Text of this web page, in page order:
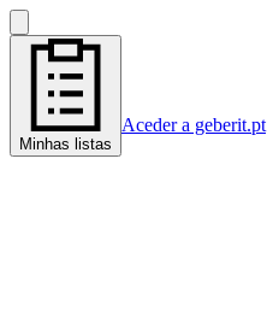
Minhas listas
Aceder a geberit.pt